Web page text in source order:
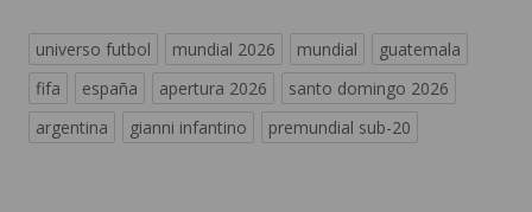
universo futbol mundial 2026 mundial
guatemala
fifa
españa apertura 2026
santo domingo 2026
argentina
gianni infantino premundial sub-20